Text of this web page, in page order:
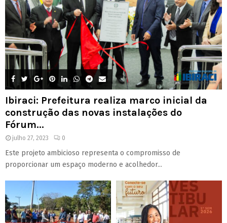
Ibiraci: Prefeitura realiza marco inicial da
construção das novas instalações do
Fórum...
julho 27, 2023 0
Este projeto ambicioso representa o compromisso de
proporcionar um espaço moderno e acolhedor...